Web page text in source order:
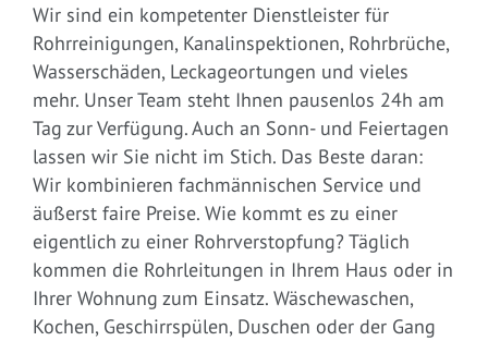
Wir sind ein kompetenter Dienstleister für
Rohrreinigungen, Kanalinspektionen, Rohrbrüche,
Wasserschäden, Leckageortungen und vieles
mehr. Unser Team steht Ihnen pausenlos 24h am
Tag zur Verfügung. Auch an Sonn- und Feiertagen
lassen wir Sie nicht im Stich. Das Beste daran:
Wir kombinieren fachmännischen Service und
äußerst faire Preise. Wie kommt es zu einer
eigentlich zu einer Rohrverstopfung? Täglich
kommen die Rohrleitungen in Ihrem Haus oder in
Ihrer Wohnung zum Einsatz. Wäschewaschen,
Kochen, Geschirrspülen, Duschen oder der Gang